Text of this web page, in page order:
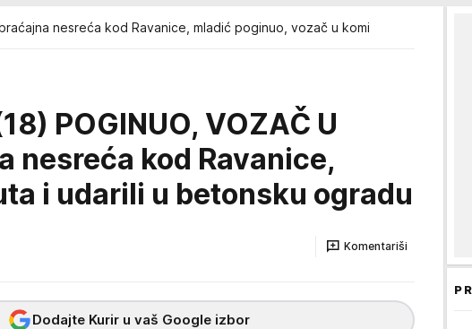
nesreća kod Ravanice, mladić poginuo, vozač u komi
POGINUO, VOZAČ U
nesreća kod Ravanice,
i udarili u betonsku ogradu
Komentariši
Dodajte Kurir u vaš Google izbor